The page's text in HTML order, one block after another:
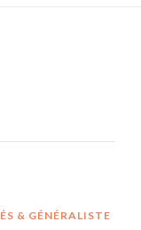
& GÉNÉRALISTE